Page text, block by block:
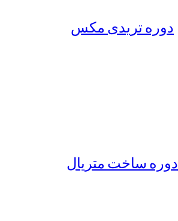
دوره تریدی مکس
دوره ساخت متریال